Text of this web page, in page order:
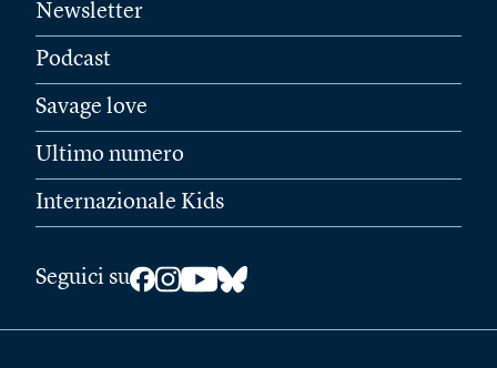
Newsletter
Podcast
Savage love
Ultimo numero
Internazionale Kids
Seguici su